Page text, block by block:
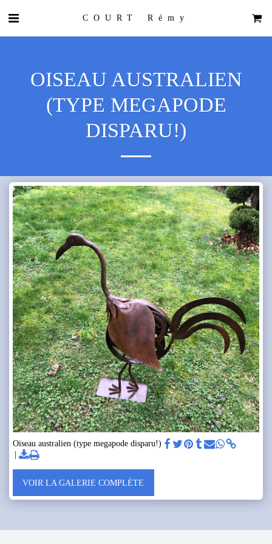
COURT Rémy
OISEAU AUSTRALIEN
(TYPE MEGAPODE
DISPARU!)
Oiseau australien (type megapode disparu!)
VOIR LA GALERIE COMPLÈTE